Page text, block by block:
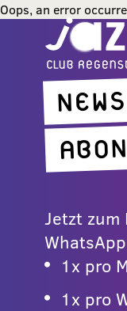
Oops, an error
Jetzt
1x pro
1x pro